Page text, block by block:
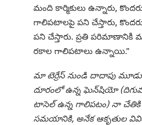
మంది కార్మికులు ఉన్నారు,
గాలిపటాలపై పని చేస్తారు,
పని చేస్తారు. ప్రతి పరిమాణానికి
రకాల గాలిపటాలు ఉన్నాయి.”
మా టెర్రేస్ నుండి దాదాపు
దూరంలో ఉన్న ఘెన్‌షియో
టాసెల్ ఉన్న గాలిపటం) నా చేతికి
సమయానికి, అనేక ఆకృతుల